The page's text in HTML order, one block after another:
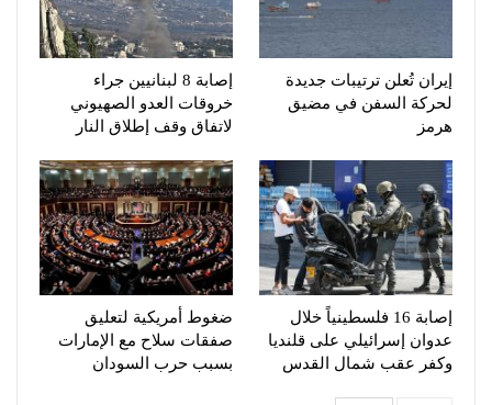
إيران تُعلن ترتيبات جديدة
لحركة السفن في مضيق
هرمز
إصابة 8 لبنانيين جراء
خروقات العدو الصهيوني
لاتفاق وقف إطلاق النار
إصابة 16 فلسطينياً خلال
عدوان إسرائيلي على قلنديا
وكفر عقب شمال القدس
ضغوط أمريكية لتعليق
صفقات سلاح مع الإمارات
بسبب حرب السودان